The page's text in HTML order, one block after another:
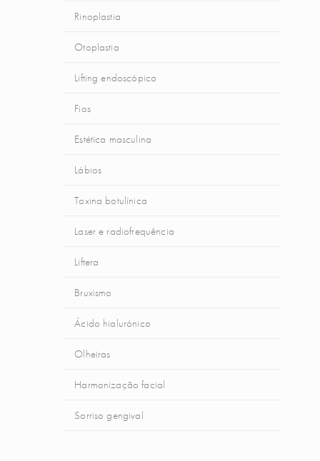
Rinoplastia
Otoplastia
Lifting endoscópico
Fios
Estética masculina
Lábios
Toxina botulínica
Laser e radiofrequência
Liftera
Bruxismo
Ácido hialurónico
Olheiras
Harmonização facial
Sorriso gengival